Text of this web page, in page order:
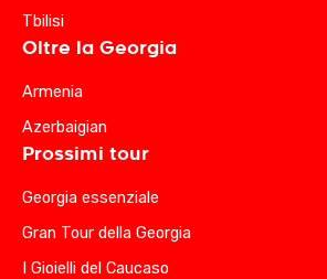
Tbilisi
Oltre la Georgia
Armenia
Azerbaigian
Prossimi tour
Georgia essenziale
Gran Tour della Georgia
I Gioielli del Caucaso